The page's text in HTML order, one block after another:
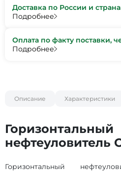
Доставка по России и
Подробнее
Оплата по факту поставки,
Подробнее
Описание Характеристики
Горизонтальный
нефтеуловитель
Горизонтальный